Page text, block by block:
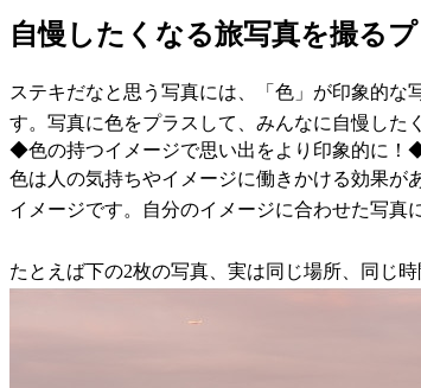
自慢したくなる旅写真を撮る
ステキだなと思う写真には、「色」が印象的
す。写真に色をプラスして、みんなに自慢した
◆色の持つイメージで思い出をより印象的に！
色は人の気持ちやイメージに働きかける効果が
イメージです。自分のイメージに合わせた写真
たとえば下の2枚の写真、実は同じ場所、同じ